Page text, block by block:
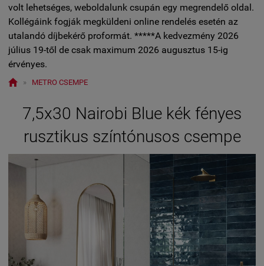
volt lehetséges, weboldalunk csupán egy megrendelő oldal.
Kollégáink fogják megküldeni online rendelés esetén az
utalandó díjbekérő proformát. *****A kedvezmény 2026
július 19-től de csak maximum 2026 augusztus 15-ig
érvényes.
 » METRO CSEMPE
7,5x30 Nairobi Blue kék fényes
rusztikus színtónusos csempe